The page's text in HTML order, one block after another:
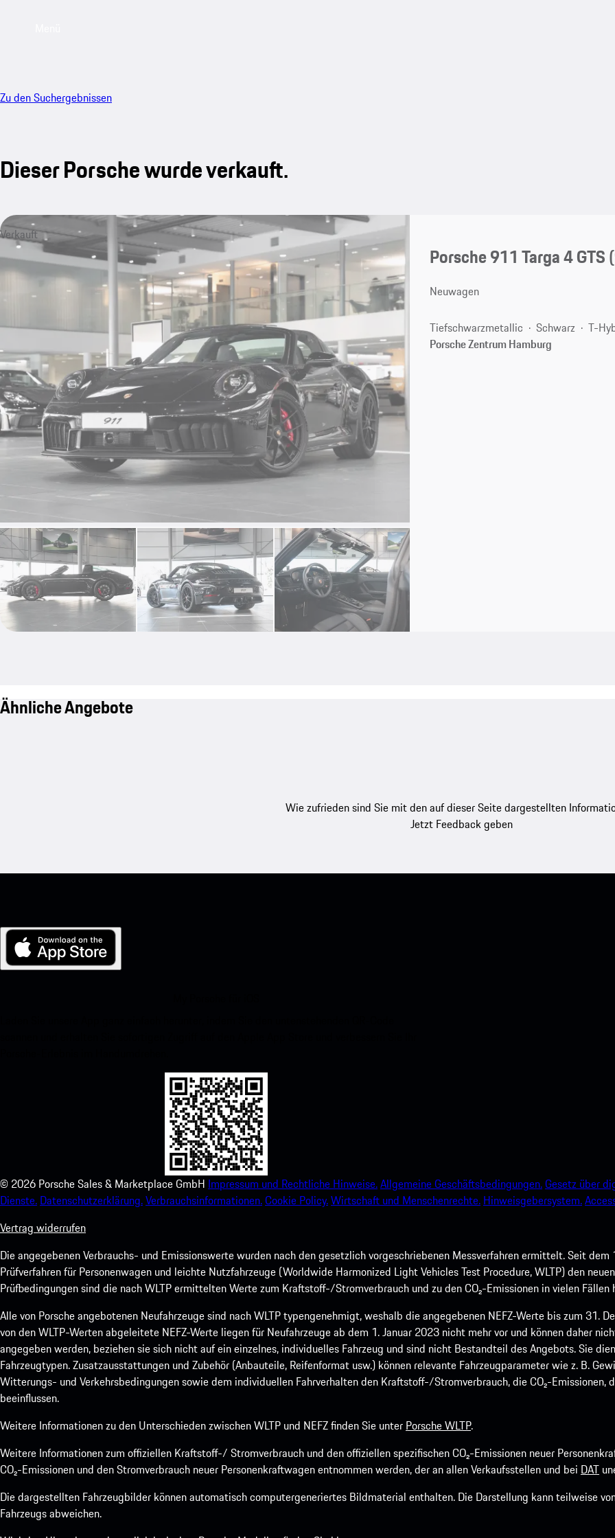
Zu den Suchergebnissen
Dieser Porsche wurde verkauft.
Verkauft
Porsche 911 Targa 4 GTS
Neuwagen
Tiefschwarzmetallic Schwarz T-
Porsche Zentrum Hamburg
Ähnliche Angebote
Wie zufrieden sind Sie mit den auf dieser Seite dargestellten
Jetzt Feedback geben
© 2026 Porsche Sales & Marketplace GmbH Impressum und Rechtliche Hinweise.Allgemeine Geschäftsbedingungen.Gesetz über
Dienste. Datenschutzerklärung.Verbrauchsinformationen.Cookie Policy.Wirtschaft und Menschenrechte. Hinweisgebersystem.
Vertrag widerrufen
Die angegebenen Verbrauchs- und Emissionswerte wurden nach den gesetzlich vorgeschriebenen Messverfahren ermittelt. Seit
Prüfverfahren für Personenwagen und leichte Nutzfahrzeuge (Worldwide Harmonized Light Vehicles Test Procedure, WLTP) den
Prüfbedingungen sind die nach WLTP ermittelten Werte zum Kraftstoff-/Stromverbrauch und zu den CO₂-Emissionen in vielen
Alle von Porsche angebotenen Neufahrzeuge sind nach WLTP typengenehmigt, weshalb die angegebenen NEFZ-Werte bis zum 31.
von den WLTP-Werten abgeleitete NEFZ-Werte liegen für Neufahrzeuge ab dem 1. Januar 2023 nicht mehr vor und können daher
angegeben werden, beziehen sie sich nicht auf ein einzelnes, individuelles Fahrzeug und sind nicht Bestandteil des Angebots. Sie
Fahrzeugtypen. Zusatzausstattungen und Zubehör (Anbauteile, Reifenformat usw.) können relevante Fahrzeugparameter wie z. B.
Witterungs- und Verkehrsbedingungen sowie dem individuellen Fahrverhalten den Kraftstoff-/Stromverbrauch, die CO₂-Emissionen,
beeinflussen.
Weitere Informationen zu den Unterschieden zwischen WLTP und NEFZ finden Sie unter Porsche WLTP.
Weitere Informationen zum offiziellen Kraftstoff-/ Stromverbrauch und den offiziellen spezifischen CO₂-Emissionen neuer
CO₂-Emissionen und den Stromverbrauch neuer Personenkraftwagen entnommen werden, der an allen Verkaufsstellen und bei DAT
Die dargestellten Fahrzeugbilder können automatisch computergeneriertes Bildmaterial enthalten. Die Darstellung kann teilweise
Fahrzeugs abweichen.